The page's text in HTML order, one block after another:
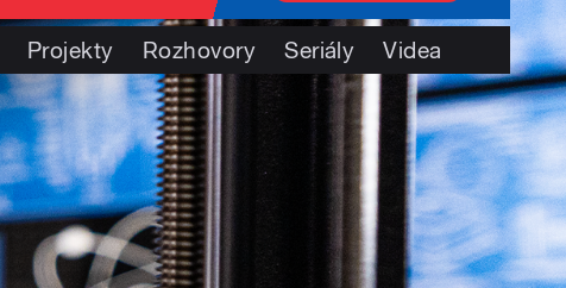
Projekty Rozhovory Seriály Videa